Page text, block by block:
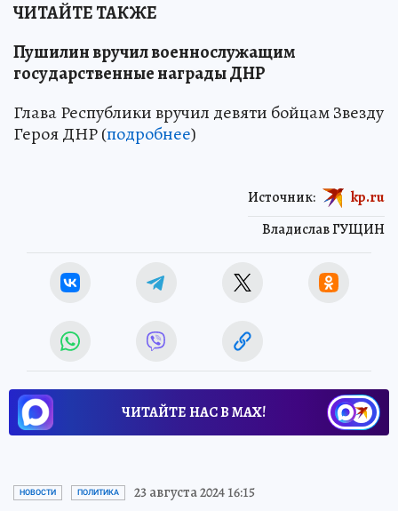
ЧИТАЙТЕ ТАКЖЕ
Пушилин вручил военнослужащим
государственные награды ДНР
Глава Республики вручил девяти бойцам Звезду
Героя ДНР (подробнее)
Владислав ГУЩИН
Источник: kp.ru
ЧИТАЙТЕ НАС В МАХ!
НОВОСТИ ПОЛИТИКА 23 августа 2024 16:15